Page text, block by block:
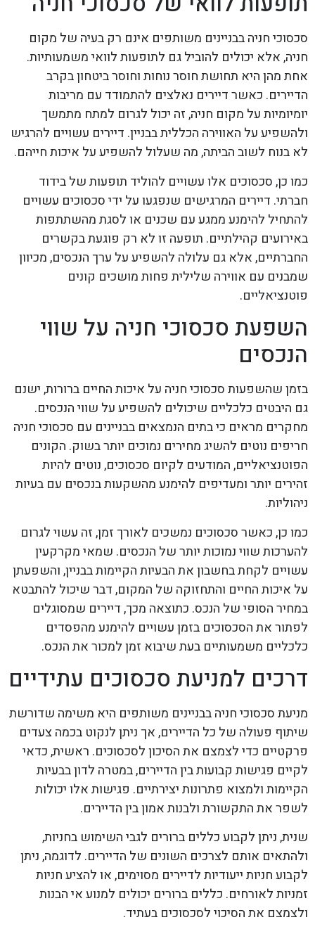
סכסוכי חניה בבניינים משותפים אינם רק בעיה של מקום
חניה, אלא יכולים להוביל גם לתופעות לוואי משמעותיות.
אחת מהן היא תחושת חוסר נוחות וחוסר ביטחון בקרב
הדיירים. כאשר דיירים נאלצים להתמודד עם מריבות
יומיומיות על מקום חניה, זה יכול לגרום למתח מתמשך
ולהשפיע על האווירה הכללית בבניין. דיירים עשויים להרגיש
לא בנוח לשוב הביתה, מה שעלול להשפיע על איכות חייהם.
כמו כן, סכסוכים אלו עשויים להוליד תופעות של בידוד
חברתי. דיירים המרגישים שנפגעו על ידי סכסוכים עשויים
להתחיל להימנע ממגע עם שכנים או לסגת מהשתתפות
באירועים קהילתיים. תופעה זו לא רק פוגעת בקשרים
החברתיים, אלא גם עלולה להשפיע על ערך הנכסים, מכיוון
שמבנים עם אווירה שלילית פחות מושכים קונים
פוטנציאליים.
השפעת סכסוכי חניה על שווי
הנכסים
בזמן שהשפעות סכסוכי חניה על איכות החיים ברורות, ישנם
גם היבטים כלכליים שיכולים להשפיע על שווי הנכסים.
מחקרים מראים כי בתים הנמצאים בבניינים עם סכסוכי חניה
חריפים נוטים להשיג מחירים נמוכים יותר בשוק. הקונים
הפוטנציאליים, המודעים לקיום סכסוכים, נוטים להיות
זהירים יותר ומעדיפים להימנע מהשקעות בנכסים עם בעיות
ניהוליות.
כמו כן, כאשר סכסוכים נמשכים לאורך זמן, זה עשוי לגרום
להערכות שווי נמוכות יותר של הנכסים. שמאי מקרקעין
עשויים לקחת בחשבון את הבעיות הקיימות בבניין, והשפעתן
על איכות החיים והתחזוקה של המקום, דבר שיכול להתבטא
במחיר הסופי של הנכס. כתוצאה מכך, דיירים שמסוגלים
לפתור את הסכסוכים בזמן עשויים להימנע מהפסדים
כלכליים משמעותיים בעת שיבוא זמן למכור את הנכס.
דרכים למניעת סכסוכים עתידיים
מניעת סכסוכי חניה בבניינים משותפים היא משימה שדורשת
שיתוף פעולה של כל הדיירים, אך ניתן לנקוט בכמה צעדים
פרקטיים כדי לצמצם את הסיכון לסכסוכים. ראשית, כדאי
לקיים פגישות קבועות בין הדיירים, במטרה לדון בבעיות
הקיימות ולמצוא פתרונות יצירתיים. פגישות אלו יכולות
לשפר את התקשורת ולבנות אמון בין הדיירים.
שנית, ניתן לקבוע כללים ברורים לגבי השימוש בחניות,
ולהתאים אותם לצרכים השונים של הדיירים. לדוגמה, ניתן
לקבוע חניות ייעודיות לדיירים מסוימים, או להציע חניות
זמניות לאורחים. כללים ברורים יכולים למנוע אי הבנות
ולצמצם את הסיכוי לסכסוכים בעתיד.